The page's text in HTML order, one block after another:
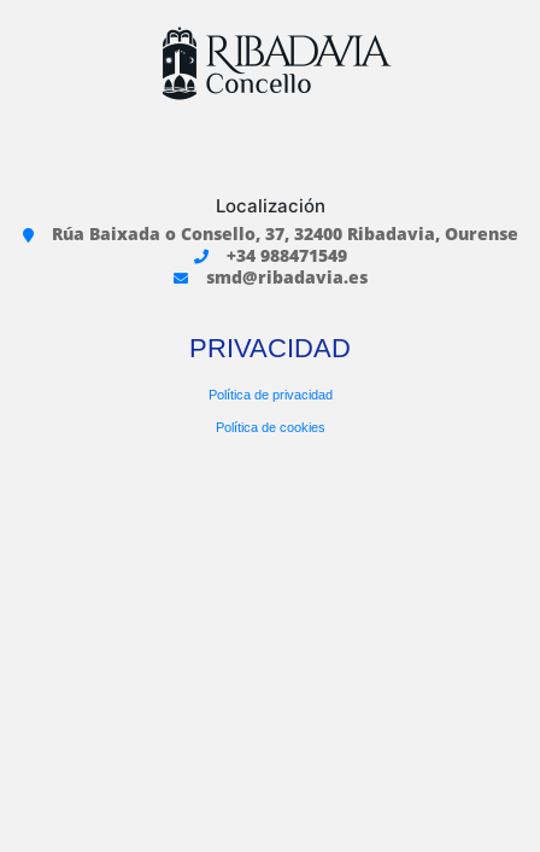
Localización
Rúa Baixada o Consello, 37, 32400 Ribadavia, Ourense
+34 988471549
smd@ribadavia.es
PRIVACIDAD
Política de privacidad
Política de cookies